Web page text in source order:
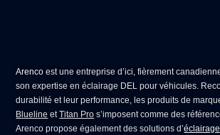
Arenco est une entreprise d’ici, fièrement
son expertise enéclairage DEL pour véhicules.
durabilité et leur performance, les produits de
Blueline etTitan Pro s’imposent comme des
Arenco propose également des solutions d’